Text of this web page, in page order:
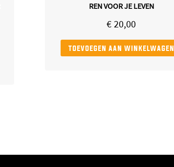
REN VOOR JE LEVEN
€ 20,00
toevoegen aan winkelwagen